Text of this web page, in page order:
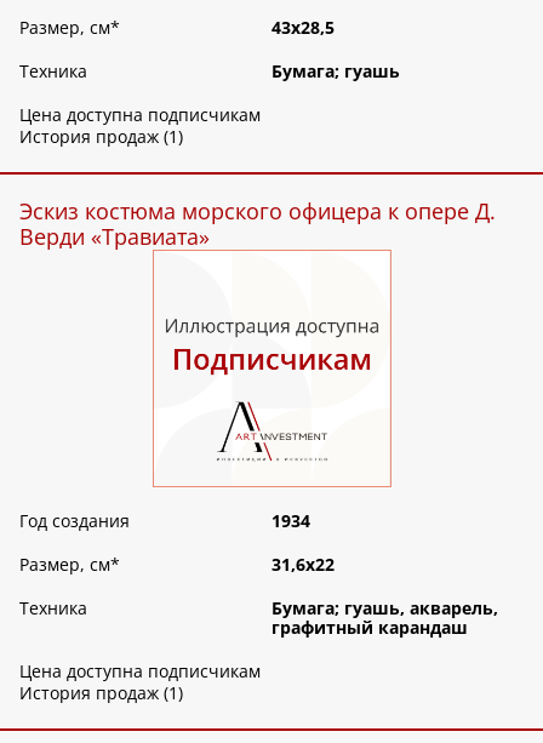
Размер, см*
43х28,5
Техника
Бумага; гуашь
Цена доступна подписчикам
История продаж (1)
Эскиз костюма морского офицера к опере Д.
Верди «Травиата»
Год создания
1934
Размер, см*
31,6х22
Техника
Бумага; гуашь, акварель,
графитный карандаш
Цена доступна подписчикам
История продаж (1)